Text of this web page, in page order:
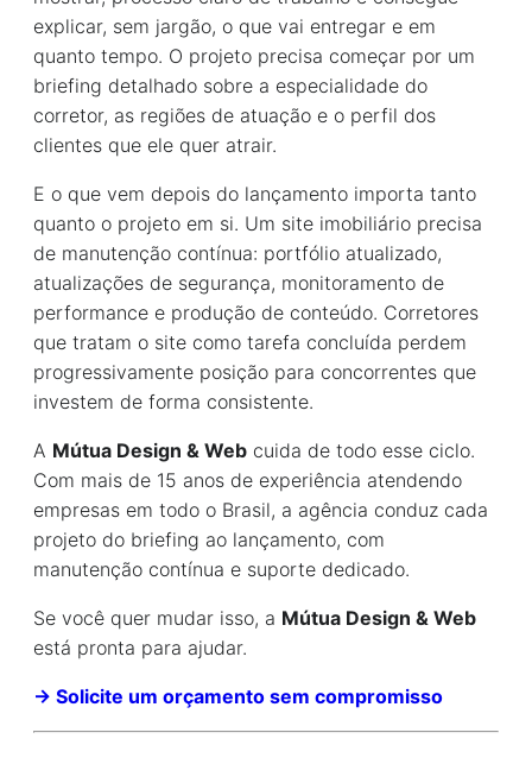
explicar, sem jargão, o que vai entregar e em
quanto tempo. O projeto precisa começar por um
briefing detalhado sobre a especialidade do
corretor, as regiões de atuação e o perfil dos
clientes que ele quer atrair.
E o que vem depois do lançamento importa tanto
quanto o projeto em si. Um site imobiliário precisa
de manutenção contínua: portfólio atualizado,
atualizações de segurança, monitoramento de
performance e produção de conteúdo. Corretores
que tratam o site como tarefa concluída perdem
progressivamente posição para concorrentes que
investem de forma consistente.
A Mútua Design & Web cuida de todo esse ciclo.
Com mais de 15 anos de experiência atendendo
empresas em todo o Brasil, a agência conduz cada
projeto do briefing ao lançamento, com
manutenção contínua e suporte dedicado.
Se você quer mudar isso, a Mútua Design & Web
está pronta para ajudar.
→ Solicite um orçamento sem compromisso